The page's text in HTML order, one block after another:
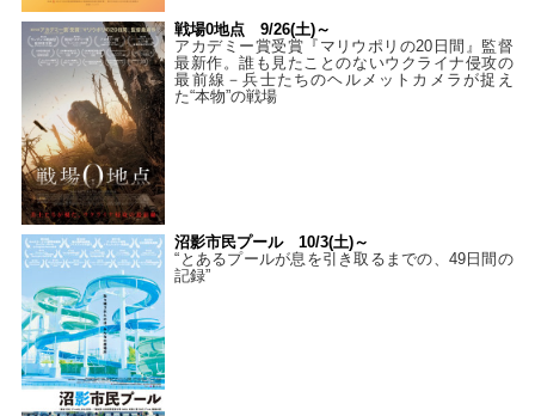
戦場0地点 9/26(土)～
アカデミー賞受賞『マリウポリの20日間』監督
最新作。誰も見たことのないウクライナ侵攻の
最前線－兵士たちのヘルメットカメラが捉え
た“本物”の戦場
沼影市民プール 10/3(土)～
“とあるプールが息を引き取るまでの、49日間の
記録”